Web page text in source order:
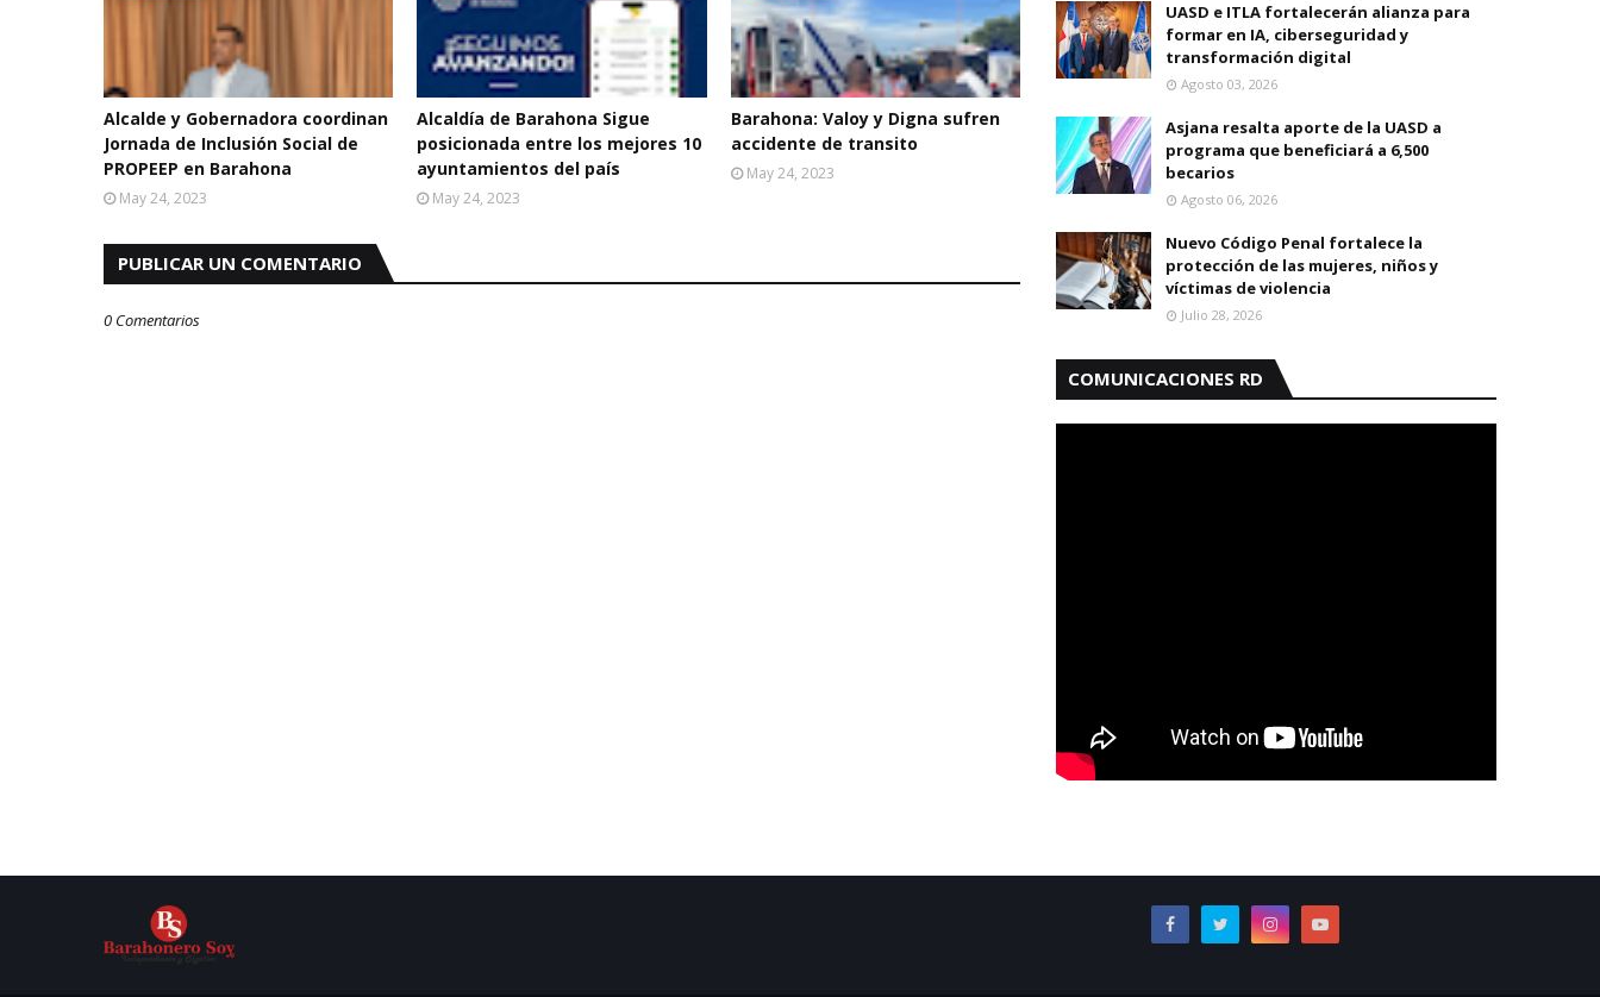
Alcalde y Gobernadora coordinan
Jornada de Inclusión Social de
PROPEEP en Barahona
May 24, 2023
Alcaldía de Barahona Sigue
posicionada entre los mejores 10
ayuntamientos del país
May 24, 2023
Barahona: Valoy y Digna sufren
accidente de transito
May 24, 2023
PUBLICAR UN COMENTARIO
0 Comentarios
UASD e ITLA fortalecerán alianza para
formar en IA, ciberseguridad y
transformación digital
Agosto 03, 2026
Asjana resalta aporte de la UASD a
programa que beneficiará a 6,500
becarios
Agosto 06, 2026
Nuevo Código Penal fortalece la
protección de las mujeres, niños y
víctimas de violencia
Julio 28, 2026
COMUNICACIONES RD